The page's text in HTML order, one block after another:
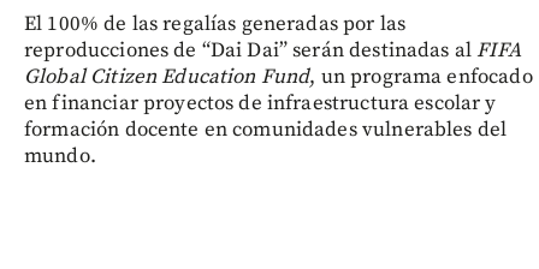
El 100% de las regalías generadas por las
reproducciones de “Dai Dai” serán destinadas alFIFA
Global Citizen Education Fund, un programa enfocado
en financiar proyectos de infraestructura escolar y
formación docente en comunidades vulnerables del
mundo.